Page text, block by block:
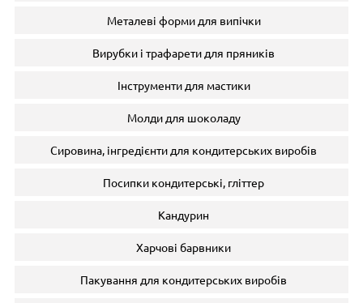
Металеві форми для випічки
Вирубки і трафарети для пряників
Інструменти для мастики
Молди для шоколаду
Сировина, інгредієнти для кондитерських виробів
Посипки кондитерські, гліттер
Кандурин
Харчові барвники
Пакування для кондитерських виробів